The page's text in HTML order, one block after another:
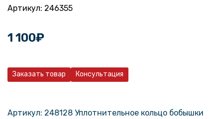
Артикул: 246355
1 100₽
Заказать товар Консультация
Артикул: 248128 Уплотнительное кольцо бобышки